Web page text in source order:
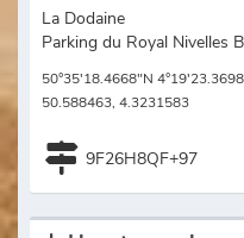
La Dodaine
Parking du Royal Nivelles
50°35'18.4668"N
50.588463, 4.3231583
9F26H8QF+97